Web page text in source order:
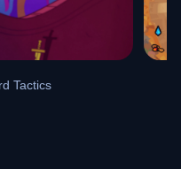
Tactics